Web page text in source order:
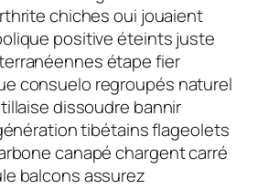
chiches oui jouaient
positive éteints juste
étape fier
consuelo regroupés naturel
dissoudre bannir
tibétains flageolets
canapé chargent carré
balcons assurez